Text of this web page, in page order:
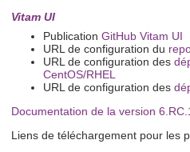
Vitam UI
Publication GitHub Vitam UI
URL de configuration du
URL de configuration des
CentOS/RHEL
URL de configuration des
Documentation de la version
Liens de téléchargement pour les